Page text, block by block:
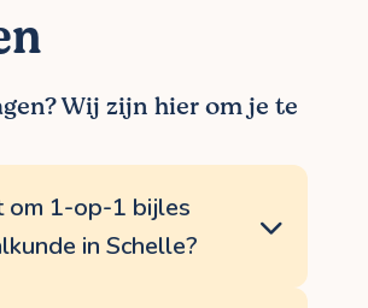
Wij zijn hier om je te
om 1-op-1 bijles
in Schelle?